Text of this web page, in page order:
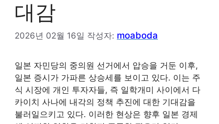
대감
2026년 02월 16일 작성자: moaboda
일본 자민당의 중의원 선거에서 압승을 거둔 이후,
일본 증시가 가파른 상승세를 보이고 있다. 이는 주
식 시장에 개인 투자자들, 즉 일학개미 사이에서 다
카이치 사나에 내각의 정책 추진에 대한 기대감을
불러일으키고 있다. 이러한 현상은 향후 일본 경제